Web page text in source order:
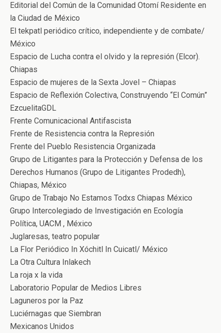
Editorial del Común de la Comunidad Otomí Residente en
la Ciudad de México
El tekpatl periódico crítico, independiente y de combate/
México
Espacio de Lucha contra el olvido y la represión (Elcor).
Chiapas
Espacio de mujeres de la Sexta Jovel – Chiapas
Espacio de Reflexión Colectiva, Construyendo “El Común”
EzcuelitaGDL
Frente Comunicacional Antifascista
Frente de Resistencia contra la Represión
Frente del Pueblo Resistencia Organizada
Grupo de Litigantes para la Protección y Defensa de los
Derechos Humanos (Grupo de Litigantes Prodedh),
Chiapas, México
Grupo de Trabajo No Estamos Todxs Chiapas México
Grupo Intercolegiado de Investigación en Ecología
Política, UACM , México
Juglaresas, teatro popular
La Flor Periódico In Xóchitl In Cuicatl/ México
La Otra Cultura Inlakech
La roja x la vida
Laboratorio Popular de Medios Libres
Laguneros por la Paz
Luciérnagas que Siembran
Mexicanos Unidos